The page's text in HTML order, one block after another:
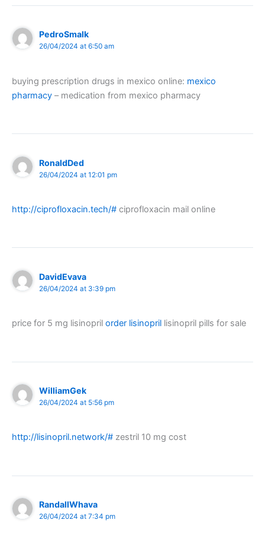
PedroSmalk
26/04/2024 at 6:50 am
buying prescription drugs in mexico online: mexico
pharmacy – medication from mexico pharmacy
RonaldDed
26/04/2024 at 12:01 pm
http://ciprofloxacin.tech/# ciprofloxacin mail online
DavidEvava
26/04/2024 at 3:39 pm
price for 5 mg lisinopril order lisinopril lisinopril pills for sale
WilliamGek
26/04/2024 at 5:56 pm
http://lisinopril.network/# zestril 10 mg cost
RandallWhava
26/04/2024 at 7:34 pm